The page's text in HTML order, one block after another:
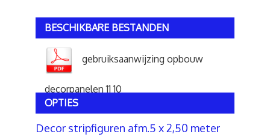
BESCHIKBARE BESTANDEN
gebruiksaanwijzing opbouw
decorpanelen 11 10
OPTIES
Decor stripfiguren afm.5 x 2,50 meter